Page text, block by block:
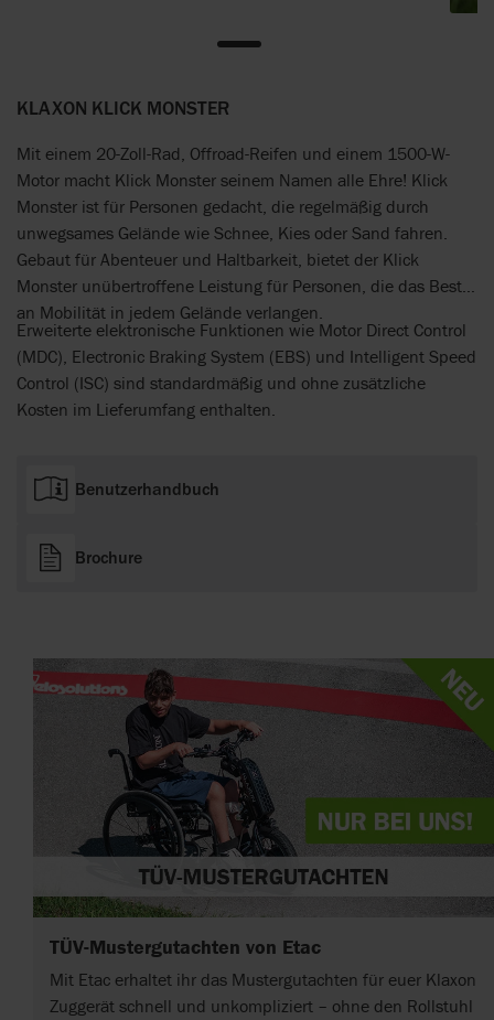
KLAXON KLICK MONSTER
Mit einem 20-Zoll-Rad, Offroad-Reifen und einem 1500-W-
Motor macht Klick Monster seinem Namen alle Ehre! Klick
Monster ist für Personen gedacht, die regelmäßig durch
unwegsames Gelände wie Schnee, Kies oder Sand fahren.
Gebaut für Abenteuer und Haltbarkeit, bietet der Klick
Monster unübertroffene Leistung für Personen, die das Beste
an Mobilität in jedem Gelände verlangen.
Erweiterte elektronische Funktionen wie Motor Direct Control
(MDC), Electronic Braking System (EBS) und Intelligent Speed
Control (ISC) sind standardmäßig und ohne zusätzliche
Kosten im Lieferumfang enthalten.
Benutzerhandbuch
Brochure
TÜV-Mustergutachten von Etac
Mit Etac erhaltet ihr das Mustergutachten für euer Klaxon
Zuggerät schnell und unkompliziert – ohne den Rollstuhl